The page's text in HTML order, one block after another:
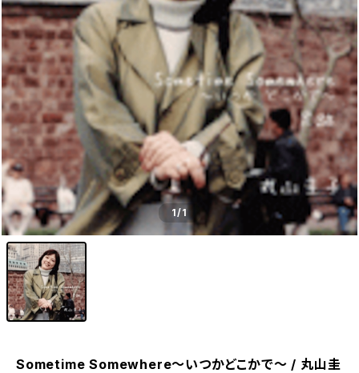
1/1
Sometime Somewhere〜いつかどこかで〜 / 丸山圭